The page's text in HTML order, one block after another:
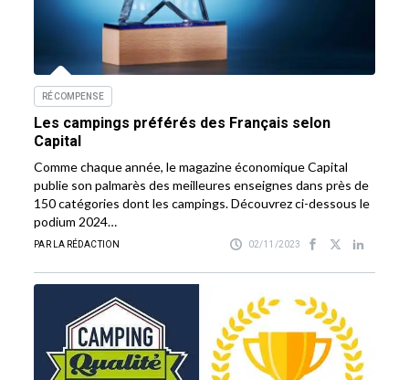
RÉCOMPENSE
Les campings préférés des Français selon
Capital
Comme chaque année, le magazine économique Capital
publie son palmarès des meilleures enseignes dans près de
150 catégories dont les campings. Découvrez ci-dessous le
podium 2024…
PAR LA RÉDACTION 02/11/2023